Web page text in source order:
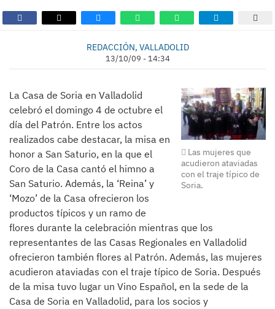
REDACCIÓN, VALLADOLID
13/10/09 - 14:34
Las mujeres que
acudieron ataviadas
con el traje típico de
Soria.
La Casa de Soria en Valladolid
celebró el domingo 4 de octubre el
día del Patrón. Entre los actos
realizados cabe destacar, la misa en
honor a San Saturio, en la que el
Coro de la Casa cantó el himno a
San Saturio. Además, la ‘Reina’ y
‘Mozo’ de la Casa ofrecieron los
productos típicos y un ramo de
flores durante la celebración mientras que los
representantes de las Casas Regionales en Valladolid
ofrecieron también flores al Patrón. Además, las mujeres
acudieron ataviadas con el traje típico de Soria. Después
de la misa tuvo lugar un Vino Español, en la sede de la
Casa de Soria en Valladolid, para los socios y